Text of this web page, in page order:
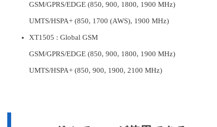
GSM/GPRS/EDGE (850, 900, 1800, 1900 MHz)
UMTS/HSPA+ (850, 1700 (AWS), 1900 MHz)
XT1505 : Global GSM
GSM/GPRS/EDGE (850, 900, 1800, 1900 MHz)
UMTS/HSPA+ (850, 900, 1900, 2100 MHz)